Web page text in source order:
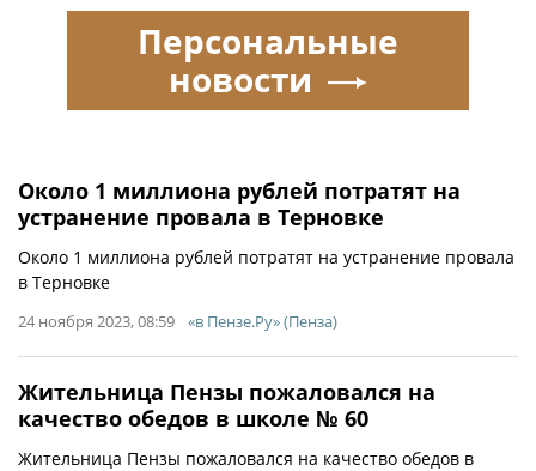
Около 1 миллиона рублей потратят на
устранение провала в Терновке
Около 1 миллиона рублей потратят на устранение провала
в Терновке
24 ноября 2023, 08:59 «в Пензе.Ру» (Пенза)
Жительница Пензы пожаловался на
качество обедов в школе № 60
Жительница Пензы пожаловался на качество обедов в
Персональные
новости